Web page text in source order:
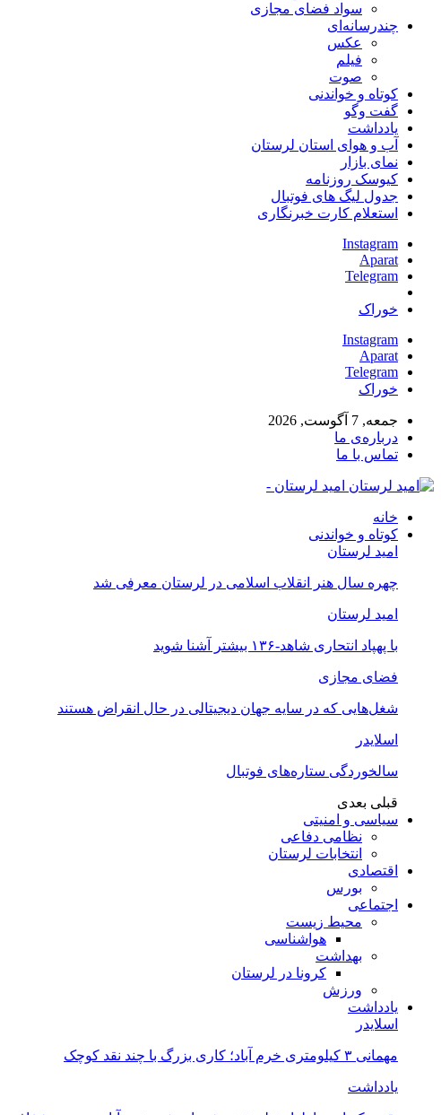
سواد فضای مجازی
چندرسانه‌ای
عكس
فیلم
صوت
کوتاه و خواندنی
گفت وگو
یادداشت
آب و هوای استان لرستان
نمای بازار
کیوسک روزنامه
جدول لیگ های فوتبال
استعلام کارت خبرنگاری
Instagram
Aparat
Telegram
خوراک
Instagram
Aparat
Telegram
خوراک
جمعه, 7 آگوست, 2026
درباره‌ی ما
تماس با ما
امید لرستان -
خانه
کوتاه و خواندنی
امید لرستان
چهره سال هنر انقلاب اسلامی در لرستان معرفی شد
امید لرستان
با پهپاد انتحاری شاهد-۱۳۶ بیشتر آشنا شوید
فضای مجازی
شغل‌‌هایی که در سایه جهان دیجیتالی در حال انقراض هستند
اسلایدر
سالخوردگی ستاره‌های فوتبال
قبلی بعدی
سیاسی و امنیتی
نظامی دفاعی
انتخابات لرستان
اقتصادی
بورس
اجتماعی
محیط زیست
هواشناسی
بهداشت
کرونا در لرستان
ورزش
یادداشت
اسلایدر
مهمانی ۳ کیلومتری خرم آباد؛ کاری بزرگ با چند نقد کوچک
یادداشت